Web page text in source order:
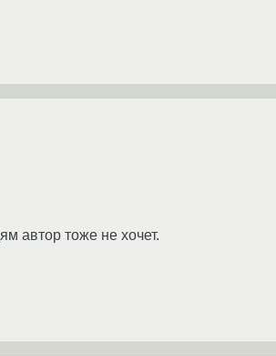
автор тоже не хочет.